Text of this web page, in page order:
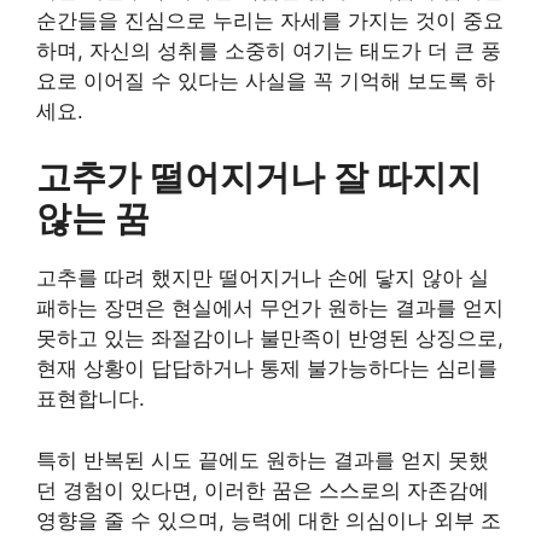
순간들을 진심으로 누리는 자세를 가지는 것이 중요
하며, 자신의 성취를 소중히 여기는 태도가 더 큰 풍
요로 이어질 수 있다는 사실을 꼭 기억해 보도록 하
세요.
고추가 떨어지거나 잘 따지지
않는 꿈
고추를 따려 했지만 떨어지거나 손에 닿지 않아 실
패하는 장면은 현실에서 무언가 원하는 결과를 얻지
못하고 있는 좌절감이나 불만족이 반영된 상징으로,
현재 상황이 답답하거나 통제 불가능하다는 심리를
표현합니다.
특히 반복된 시도 끝에도 원하는 결과를 얻지 못했
던 경험이 있다면, 이러한 꿈은 스스로의 자존감에
영향을 줄 수 있으며, 능력에 대한 의심이나 외부 조